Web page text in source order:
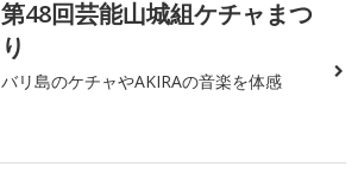
第48回芸能山城組ケチャまつ
り
バリ島のケチャやAKIRAの音楽を体感